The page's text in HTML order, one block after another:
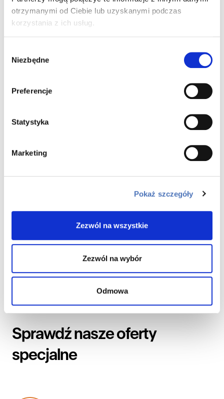
otrzymanymi od Ciebie lub uzyskanymi podczas
korzystania z ich usług.
zgody
Niezbędne
Preferencje
Statystyka
Marketing
Pokaż szczegóły
Zezwól na wszystkie
Zezwól na wybór
Odmowa
Wyliczenia dokonane za pomocą powyższego kalkulatora
mają charakter orientacyjny i przykładowy, a ostateczna
wartość możliwego do uzyskania kredytu, jego koszty i
poziomy prognozowanej raty kredytowej. W żadnym
ani usługa doradztwa. Warunki cenowe ustalane są
indywidualnie i zależą m.in. od: kwoty kredytu, wartości i
produktów z których skorzysta lub które posiada klient itp.
Do prezentowanych wyliczeń przyjęto, że klient posiada
na której zabezpieczony jest kredyt to lokal w Bydgoszczy.
Dla wyliczeń przyjęto oprocentowanie na poziomie 8,18 %.
z formularzem informacyjnym udostępnianym przez Bank
przekazane przez Klienta. Udzielenie szczegółowych
jest możliwe dopiero po przeprowadzeniu przez Bank
oceny zdolności kredytowej konsumenta.
Sprawdź nasze oferty
specjalne